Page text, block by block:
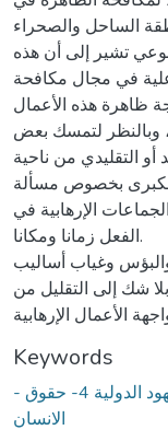
الساحل والصحراء،
تشير إلى أن هذه
في مجال مكافحة
ظاهرة هذه الأعمال
وبالنظر لتمسك بعض
أو التقليدي من ناحية
بخصوص مسألة
الإرهابية في
الفعل زمانا ومكانا.
وغياب أساليب
شك إلى التقليل من
الأعمال الإرهابية
Keywords
- الأعمال الإرهابية 2- مكافحة الإرهاب 3- الجهود الدولية 4- حقوق
الانسان